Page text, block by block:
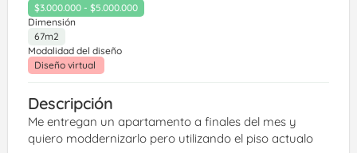
$3.000.000 - $5.000.000
Dimensión
67m2
Modalidad del diseño
Diseño virtual
Descripción
Me entregan un apartamento a finales del mes y
quiero moddernizarlo pero utilizando el piso actualo